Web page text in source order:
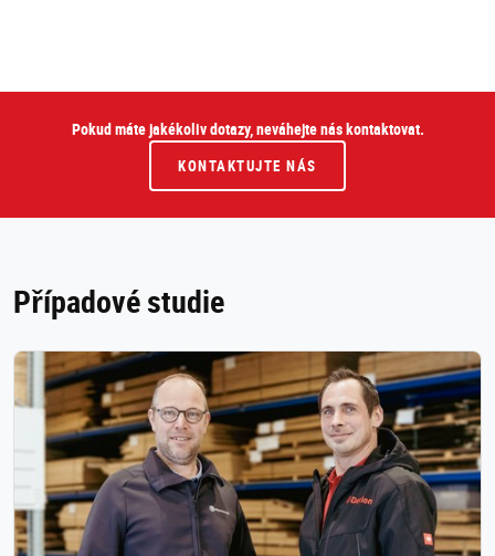
Pokud máte jakékoliv dotazy, neváhejte nás kontaktovat.
KONTAKTUJTE NÁS
Případové studie